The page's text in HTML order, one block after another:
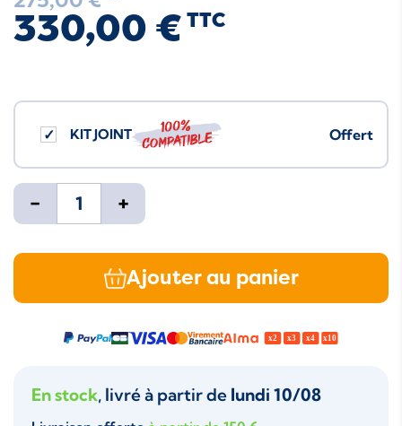
330,00 € TTC
KIT JOINT 100%
compatible Offert
- +
Ajouter au panier
En stock, livré à partir de lundi 10/08